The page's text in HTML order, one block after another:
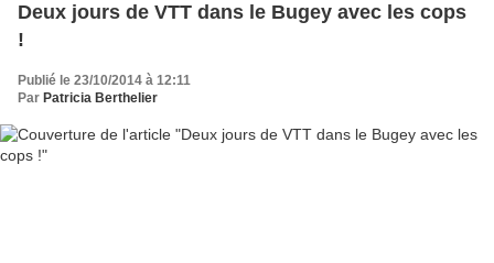
Deux jours de VTT dans le Bugey avec les cops
!
Publié le 23/10/2014 à 12:11
Par Patricia Berthelier